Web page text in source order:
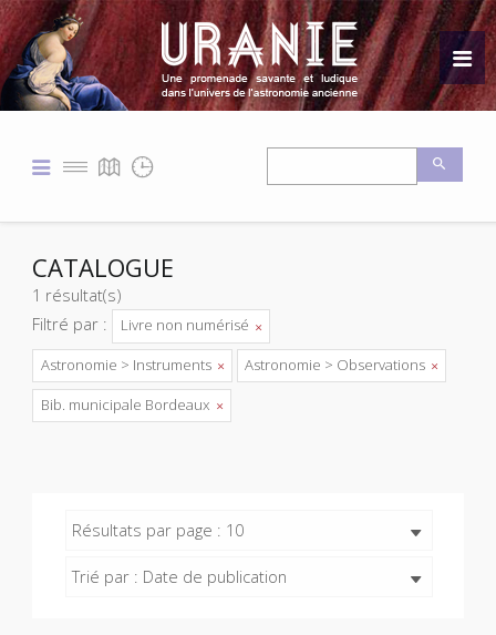
CATALOGUE
1 résultat(s)
Filtré par :
Livre non numérisé
Astronomie > Instruments
Astronomie > Observations
Bib. municipale Bordeaux
Résultats par page : 10
Trié par : Date de publication